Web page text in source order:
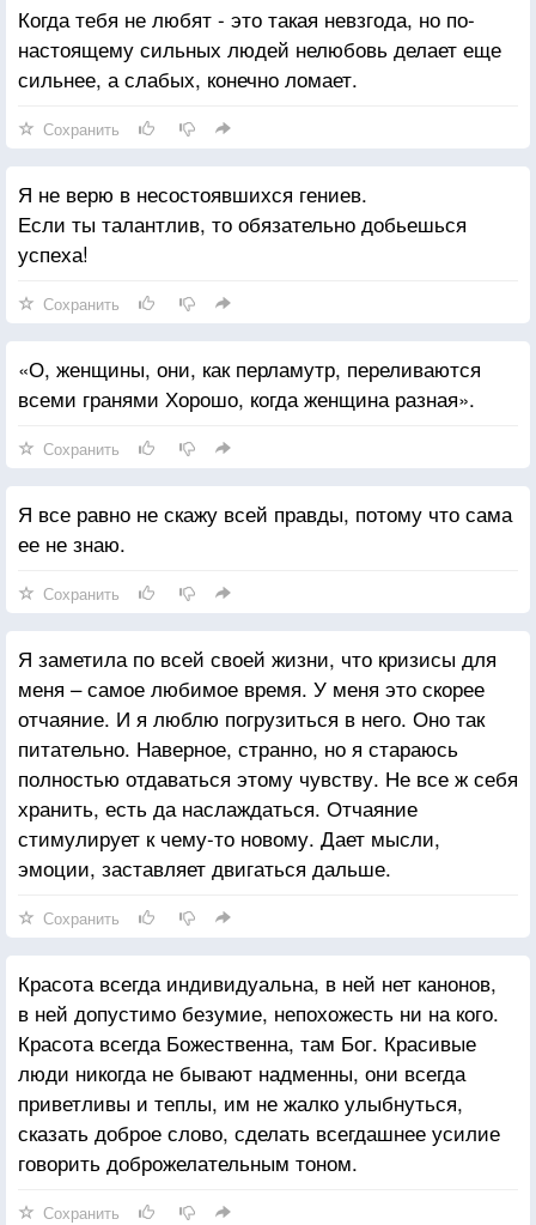
Когда тебя не любят - это такая невзгода, но по-
настоящему сильных людей нелюбовь делает еще
сильнее, а слабых, конечно ломает.
Сохранить
Я не верю в несостоявшихся гениев.
Если ты талантлив, то обязательно добьешься
успеха!
Сохранить
«О, женщины, они, как перламутр, переливаются
всеми гранями Хорошо, когда женщина разная».
Сохранить
Я все равно не скажу всей правды, потому что сама
ее не знаю.
Сохранить
Я заметила по всей своей жизни, что кризисы для
меня – самое любимое время. У меня это скорее
отчаяние. И я люблю погрузиться в него. Оно так
питательно. Наверное, странно, но я стараюсь
полностью отдаваться этому чувству. Не все ж себя
хранить, есть да наслаждаться. Отчаяние
стимулирует к чему-то новому. Дает мысли,
эмоции, заставляет двигаться дальше.
Сохранить
Красота всегда индивидуальна, в ней нет канонов,
в ней допустимо безумие, непохожесть ни на кого.
Красота всегда Божественна, там Бог. Красивые
люди никогда не бывают надменны, они всегда
приветливы и теплы, им не жалко улыбнуться,
сказать доброе слово, сделать всегдашнее усилие
говорить доброжелательным тоном.
Сохранить